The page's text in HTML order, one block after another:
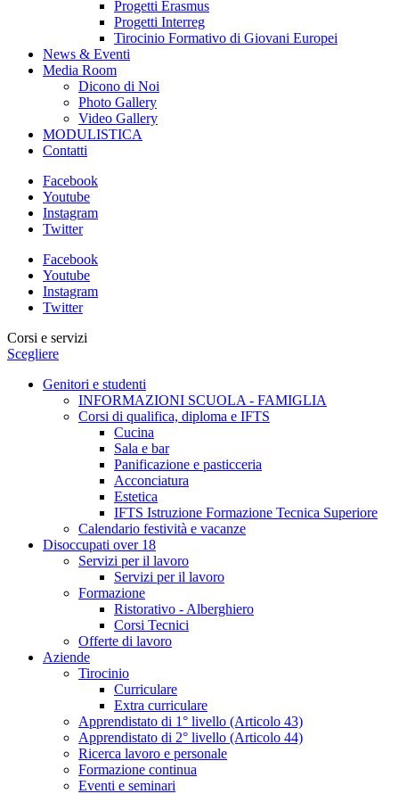
Progetti Erasmus
Progetti Interreg
Tirocinio Formativo di Giovani Europei
News & Eventi
Media Room
Dicono di Noi
Photo Gallery
Video Gallery
MODULISTICA
Contatti
Facebook
Youtube
Instagram
Twitter
Facebook
Youtube
Instagram
Twitter
Corsi e servizi
Scegliere
Genitori e studenti
INFORMAZIONI SCUOLA - FAMIGLIA
Corsi di qualifica, diploma e IFTS
Cucina
Sala e bar
Panificazione e pasticceria
Acconciatura
Estetica
IFTS Istruzione Formazione Tecnica Superiore
Calendario festività e vacanze
Disoccupati over 18
Servizi per il lavoro
Servizi per il lavoro
Formazione
Ristorativo - Alberghiero
Corsi Tecnici
Offerte di lavoro
Aziende
Tirocinio
Curriculare
Extra curriculare
Apprendistato di 1° livello (Articolo 43)
Apprendistato di 2° livello (Articolo 44)
Ricerca lavoro e personale
Formazione continua
Eventi e seminari